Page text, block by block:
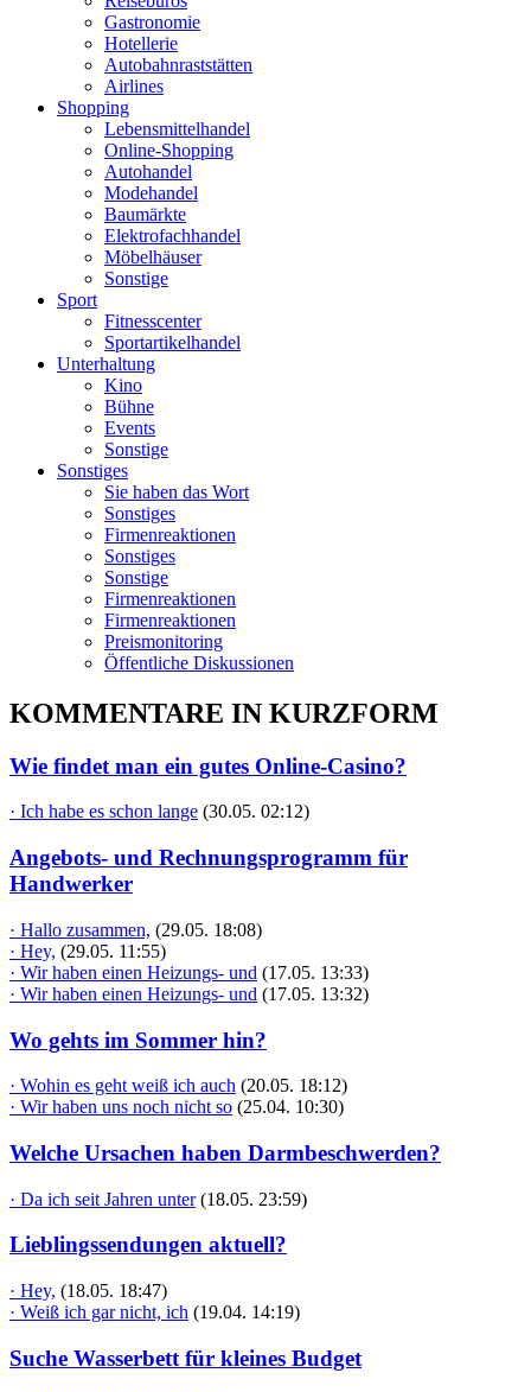
Gastronomie
Hotellerie
Autobahnraststätten
Airlines
Shopping
Lebensmittelhandel
Online-Shopping
Autohandel
Modehandel
Baumärkte
Elektrofachhandel
Möbelhäuser
Sonstige
Sport
Fitnesscenter
Sportartikelhandel
Unterhaltung
Kino
Bühne
Events
Sonstige
Sonstiges
Sie haben das Wort
Sonstiges
Firmenreaktionen
Sonstiges
Sonstige
Firmenreaktionen
Firmenreaktionen
Preismonitoring
Öffentliche Diskussionen
KOMMENTARE IN KURZFORM
Wie findet man ein gutes Online-Casino?
· Ich habe es schon lange (30.05. 02:12)
Angebots- und Rechnungsprogramm für
Handwerker
· Hallo zusammen, (29.05. 18:08)
· Hey, (29.05. 11:55)
· Wir haben einen Heizungs- und (17.05. 13:33)
· Wir haben einen Heizungs- und (17.05. 13:32)
Wo gehts im Sommer hin?
· Wohin es geht weiß ich auch (20.05. 18:12)
· Wir haben uns noch nicht so (25.04. 10:30)
Welche Ursachen haben Darmbeschwerden?
· Da ich seit Jahren unter (18.05. 23:59)
Lieblingssendungen aktuell?
· Hey, (18.05. 18:47)
· Weiß ich gar nicht, ich (19.04. 14:19)
Suche Wasserbett für kleines Budget